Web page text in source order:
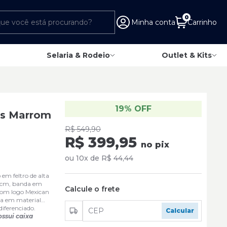
Minha conta
0
Carrinho
Selaria & Rodeio Outlet & Kits
Marrom
em feltro de alta
banda em
logo Mexican
em material
caixa
19% OFF
R$ 549,90
R$ 399,95 no pix
ou 10x de R$ 44,44
Calcule o frete